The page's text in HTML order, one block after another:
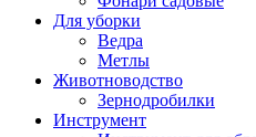
Для уборки
Ведра
Метлы
Животноводство
Зернодробилки
Инструмент